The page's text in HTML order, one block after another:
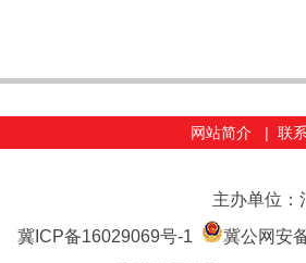
网站简介 | 联
主办单位：
冀ICP备16029069号-1
冀公网安